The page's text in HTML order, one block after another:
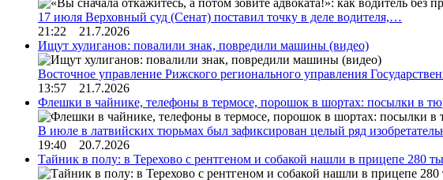
17 июля Верховный суд (Сенат) поставил точку в деле водителя,…
21:22 21.7.2026
Ищут хулиганов: повалили знак, повредили машины (видео)
Восточное управление Рижского регионального управления
13:57 21.7.2026
Флешки в чайнике, телефоны в термосе, порошок в шортах: посылки в
В июле в латвийских тюрьмах был зафиксирован целый ряд
19:40 20.7.2026
Тайник в полу: в Терехово с рентгеном и собакой нашли в прицепе 280